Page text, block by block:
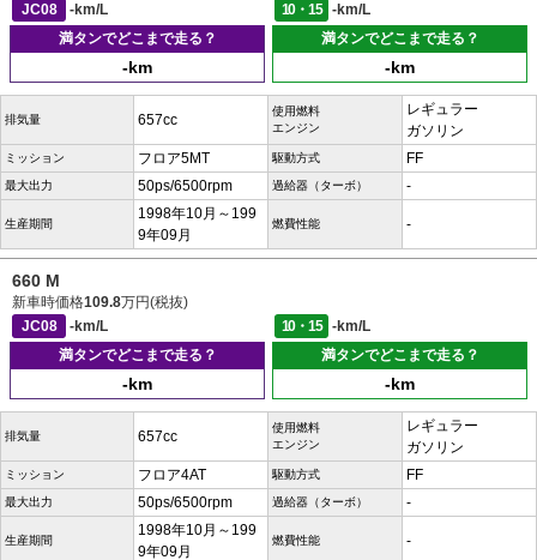
JC08
-km/L 10・15
-km/L
満タンでどこまで走る？
-km
満タンでどこまで走る？
-km
排気量 657cc
使用燃料
エンジン
レギュラー
ガソリン
ミッション フロア5MT 駆動方式 FF
最大出力 50ps/6500rpm 過給器（ターボ） -
生産期間
1998年10月～199
9年09月
燃費性能 -
660 M
新車時価格109.8万円(税抜)
JC08
-km/L 10・15
-km/L
満タンでどこまで走る？
-km
満タンでどこまで走る？
-km
排気量 657cc
使用燃料
エンジン
レギュラー
ガソリン
ミッション フロア4AT 駆動方式 FF
最大出力 50ps/6500rpm 過給器（ターボ） -
生産期間
1998年10月～199
9年09月
燃費性能 -